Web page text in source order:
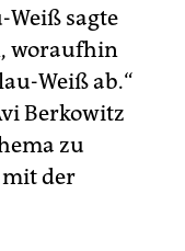
sagte
woraufhin
Weiß ab.“
Berkowitz
zu
mit der